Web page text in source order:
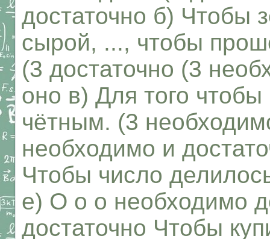
достаточно б) Чтобы
сырой, ..., чтобы
(3 достаточно (3
оно в) Для того
чётным. (3
необходимо и
Чтобы число
е) О о о необходимо
достаточно Чтобы